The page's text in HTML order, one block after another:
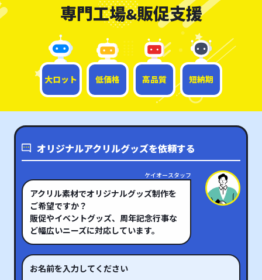
専門工場&販促支援
大ロット 低価格 高品質 短納期
オリジナルアクリルグッズを依頼する
ケイオースタッフ
アクリル素材でオリジナルグッズ制作を
ご希望ですか？
販促やイベントグッズ、周年記念行事な
ど幅広いニーズに対応しています。
お名前を入力してください